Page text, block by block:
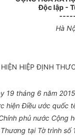
Độc lập -
Hà
HIỆP ĐỊNH
19 tháng 6 năm
hiện Điều ước quốc
phủ nước Cộng
tại Tờ trình